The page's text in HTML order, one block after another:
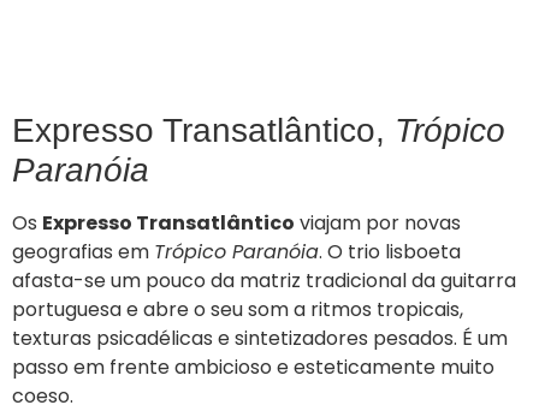
Expresso Transatlântico, Trópico
Paranóia
Os Expresso Transatlântico viajam por novas
geografias em Trópico Paranóia. O trio lisboeta
afasta-se um pouco da matriz tradicional da guitarra
portuguesa e abre o seu som a ritmos tropicais,
texturas psicadélicas e sintetizadores pesados. É um
passo em frente ambicioso e esteticamente muito
coeso.